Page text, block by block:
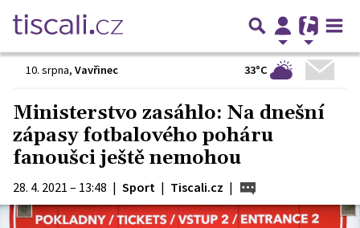
10. srpna, Vavřinec 33°C
Ministerstvo zasáhlo: Na dnešní
zápasy fotbalového poháru
fanoušci ještě nemohou
28. 4. 2021 – 13:48 | Sport | Tiscali.cz |